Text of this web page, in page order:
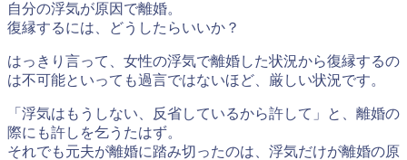
自分の浮気が原因で離婚。
復縁するには、どうしたらいいか？
はっきり言って、女性の浮気で離婚した状況から復縁するの
は不可能といっても過言ではないほど、厳しい状況です。
「浮気はもうしない、反省しているから許して」と、離婚の
際にも許しを乞うたはず。
それでも元夫が離婚に踏み切ったのは、浮気だけが離婚の原